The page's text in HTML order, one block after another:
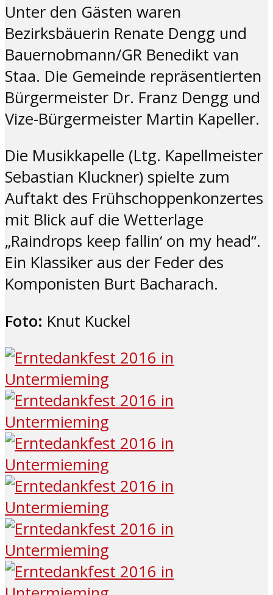
Unter den Gästen waren
Bezirksbäuerin Renate Dengg und
Bauernobmann/GR Benedikt van
Staa. Die Gemeinde repräsentierten
Bürgermeister Dr. Franz Dengg und
Vize-Bürgermeister Martin Kapeller.
Die Musikkapelle (Ltg. Kapellmeister
Sebastian Kluckner) spielte zum
Auftakt des Frühschoppenkonzertes
mit Blick auf die Wetterlage
„Raindrops keep fallin‘ on my head“.
Ein Klassiker aus der Feder des
Komponisten Burt Bacharach.
Foto: Knut Kuckel